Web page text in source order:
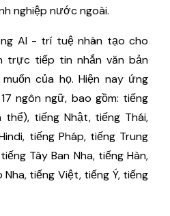
nghiệp nước ngoài.
AI - trí tuệ nhân tạo cho
trực tiếp tin nhắn văn bản
của họ. Hiện nay ứng
ngôn ngữ, bao gồm: tiếng
thể), tiếng Nhật, tiếng Thái,
tiếng Pháp, tiếng Trung
Tây Ban Nha, tiếng Hàn,
tiếng Việt, tiếng Ý, tiếng